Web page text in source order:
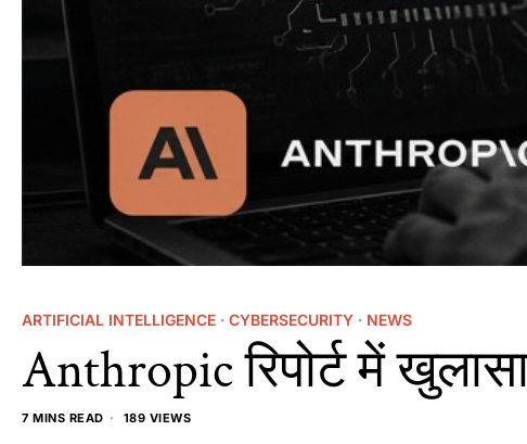
ARTIFICIAL INTELLIGENCE · CYBERSECURITY · NEWS
Anthropic रिपोर्ट में
7 MINS READ 189 VIEWS